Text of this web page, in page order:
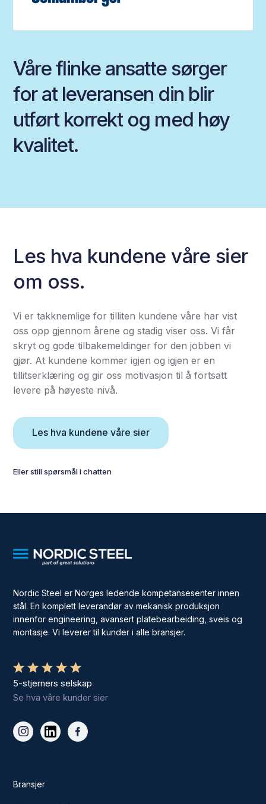
Våre flinke ansatte sørger
for at leveransen din blir
utført korrekt og med høy
kvalitet.
Les hva kundene våre sier
om oss.
Vi er takknemlige for tilliten kundene våre har vist
oss opp gjennom årene og stadig viser oss. Vi får
skryt og gode tilbakemeldinger for den jobben vi
gjør. At kundene kommer igjen og igjen er en
tillitserklæring og gir oss motivasjon til å fortsatt
levere på høyeste nivå.
Les hva kundene våre sier
Eller still spørsmål i chatten
Nordic Steel er Norges ledende kompetansesenter innen
stål. En komplett leverandør av mekanisk produksjon
innenfor engineering, avansert platebearbeiding, sveis og
montasje. Vi leverer til kunder i alle bransjer.
5-stjerners selskap
Se hva våre kunder sier
Bransjer